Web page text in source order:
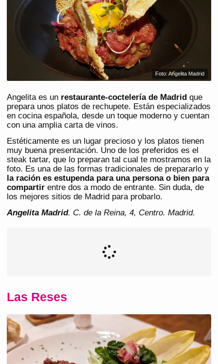
Foto: Angelita Madrid
Angelita es un restaurante-coctelería de Madrid que
prepara unos platos de rechupete. Están especializados
en cocina española, desde un toque moderno y cuentan
con una amplia carta de vinos.
Estéticamente es un lugar precioso y los platos tienen
muy buena presentación. Uno de los preferidos es el
steak tartar, que lo preparan tal cual te mostramos en la
foto. Es una de las formas tradicionales de prepararlo y
la ración es estupenda para una persona o bien para
compartir entre dos a modo de entrante. Sin duda, de
los mejores sitios de Madrid para probarlo.
Angelita Madrid. C. de la Reina, 4, Centro. Madrid.
Las Reses